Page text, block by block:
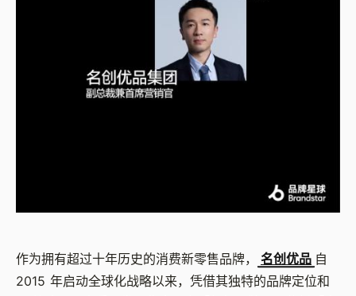
作为拥有超过十年历史的消费新零售品牌， 名创优品 自
2015 年启动全球化战略以来，凭借其独特的品牌定位和